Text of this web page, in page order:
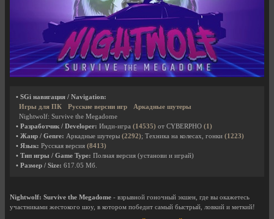
• SGi навигация / Navigation:
Игры для ПК
Русские версии игр
Аркадные шутеры
Nightwolf: Survive the Megadome
• Разработчик / Developer: Инди-игра (14535) от CYBERPHO (1)
• Жанр / Genre: Аркадные шутеры (2292); Техника на колесах, гонки (1223)
• Язык: Русская версия (8413)
• Тип игры / Game Type: Полная версия (установи и играй)
• Размер / Size: 617.05 Мб.
Nightwolf: Survive the Megadome - взрывной гоночный экшен, где вы окажетесь
участниками жестокого шоу, в котором победит самый быстрый, ловкий и меткий!